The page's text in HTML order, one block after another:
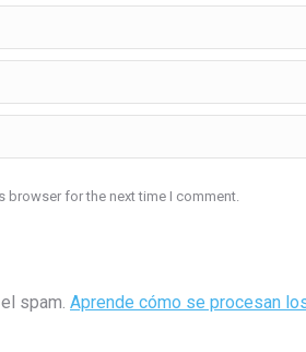
browser for the next time I comment.
spam. Aprende cómo se procesan